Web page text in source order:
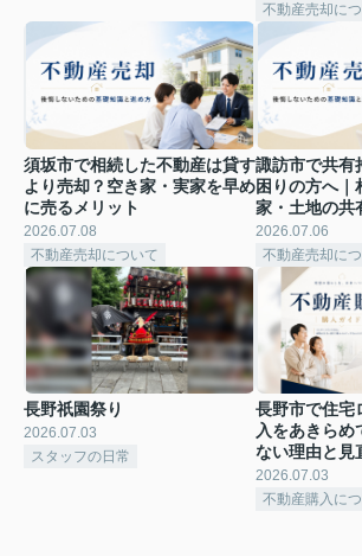
不動産売却に
須坂市で相続した不動産は貸す
より売却？空き家・実家を早め
に売るメリット
2026.07.08
不動産売却について
諏訪市で共有
困りの方へ｜
家・土地の共
2026.07.06
不動産売却に
長野祇園祭り
2026.07.03
スタッフの日常
長野市で住宅
入をあきらめ
ない理由と見
2026.07.03
不動産購入に